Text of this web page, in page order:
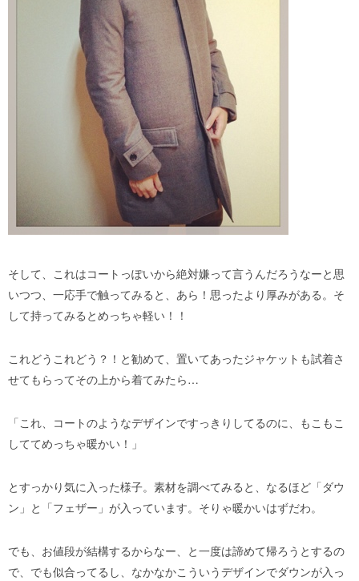
そして、これはコートっぽいから絶対嫌って言うんだろうなーと思
いつつ、一応手で触ってみると、あら！思ったより厚みがある。そ
して持ってみるとめっちゃ軽い！！
これどうこれどう？！と勧めて、置いてあったジャケットも試着さ
せてもらってその上から着てみたら…
「これ、コートのようなデザインですっきりしてるのに、もこもこ
しててめっちゃ暖かい！」
とすっかり気に入った様子。素材を調べてみると、なるほど「ダウ
ン」と「フェザー」が入っています。そりゃ暖かいはずだわ。
でも、お値段が結構するからなー、と一度は諦めて帰ろうとするの
で、でも似合ってるし、なかなかこういうデザインでダウンが入っ